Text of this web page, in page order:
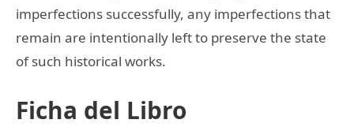
imperfections successfully, any imperfections that
remain are intentionally left to preserve the state
of such historical works.
Ficha del Libro